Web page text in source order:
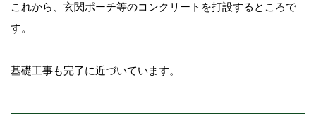
これから、玄関ポーチ等のコンクリートを打設するところで
す。
基礎工事も完了に近づいています。